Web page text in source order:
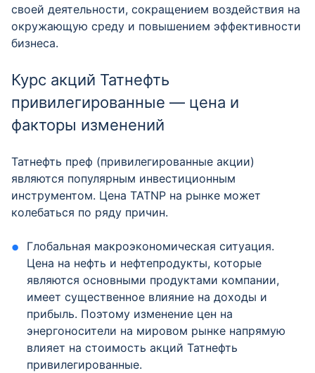
своей деятельности, сокращением воздействия на
окружающую среду и повышением эффективности
бизнеса.
Курс акций Татнефть
привилегированные — цена и
факторы изменений
Татнефть преф (привилегированные акции)
являются популярным инвестиционным
инструментом. Цена TATNP на рынке может
колебаться по ряду причин.
Глобальная макроэкономическая ситуация.
Цена на нефть и нефтепродукты, которые
являются основными продуктами компании,
имеет существенное влияние на доходы и
прибыль. Поэтому изменение цен на
энергоносители на мировом рынке напрямую
влияет на стоимость акций Татнефть
привилегированные.